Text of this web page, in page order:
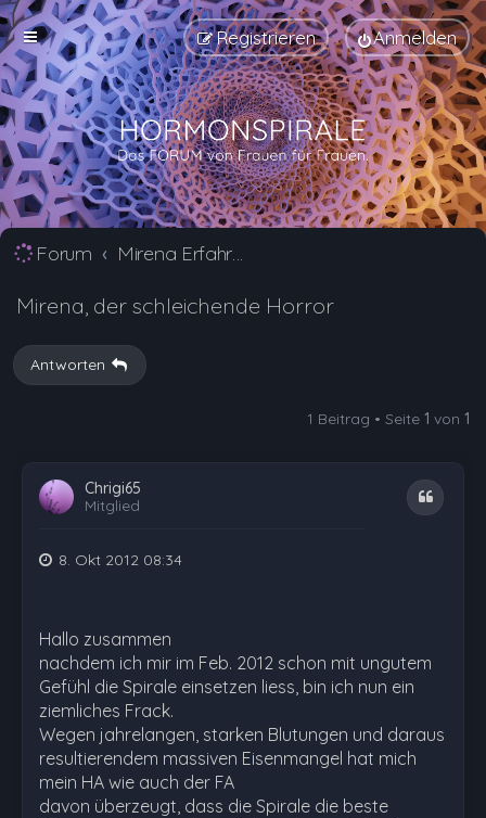
Anmelden
Registrieren
Forum Mirena Erfahrungsberichte und Nebenwirkungen
Mirena, der schleichende Horror
Antworten
1 Beitrag • Seite 1 von 1
Chrigi65
Mitglied
Zitat
8. Okt 2012 08:34
Hallo zusammen
nachdem ich mir im Feb. 2012 schon mit ungutem
Gefühl die Spirale einsetzen liess, bin ich nun ein
ziemliches Frack.
Wegen jahrelangen, starken Blutungen und daraus
resultierendem massiven Eisenmangel hat mich
mein HA wie auch der FA
davon überzeugt, dass die Spirale die beste